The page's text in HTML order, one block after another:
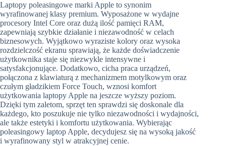
Laptopy poleasingowe marki Apple to synonim
wyrafinowanej klasy premium. Wyposażone w wydajne
procesory Intel Core oraz dużą ilość pamięci RAM,
zapewniają szybkie działanie i niezawodność w celach
biznesowych. Wyjątkowo wyraziste kolory oraz wysoka
rozdzielczość ekranu sprawiają, że każde doświadczenie
użytkownika staje się niezwykle intensywne i
satysfakcjonujące. Dodatkowo, cicha praca urządzeń,
połączona z klawiaturą z mechanizmem motylkowym oraz
czułym gładzikiem Force Touch, wznosi komfort
użytkowania laptopy Apple na jeszcze wyższy poziom.
Dzięki tym zaletom, sprzęt ten sprawdzi się doskonale dla
każdego, kto poszukuje nie tylko niezawodności i wydajności,
ale także estetyki i komfortu użytkowania. Wybierając
poleasingowy laptop Apple, decydujesz się na wysoką jakość
i wyrafinowany styl w atrakcyjnej cenie.